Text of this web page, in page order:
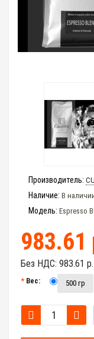
Производитель:
Наличие: В
Модель: Espresso
983.61
Без НДС: 983.61 р.
Вес: 500 гр